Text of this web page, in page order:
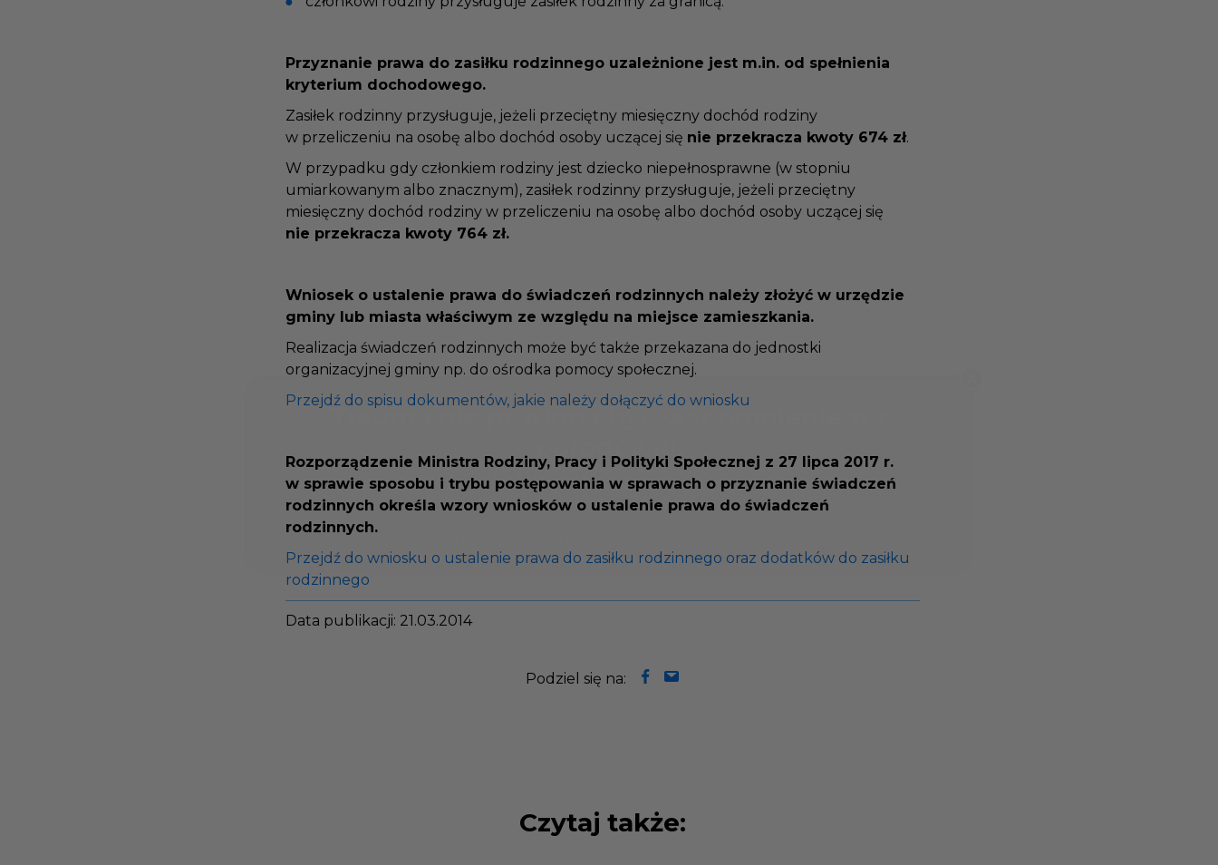
Przyznanie prawa do zasiłku rodzinnego uzależnione jest m.in. od spełnienia
kryterium dochodowego.
Zasiłek rodzinny przysługuje, jeżeli przeciętny miesięczny dochód rodziny
w przeliczeniu na osobę albo dochód osoby uczącej sięnie przekracza kwoty 674 zł
W przypadku gdy członkiem rodziny jest dziecko niepełnosprawne (w stopniu
umiarkowanym albo znacznym), zasiłek rodzinny przysługuje, jeżeli przeciętny
miesięczny dochód rodziny w przeliczeniu na osobę albo dochód osoby uczącej się
nie przekracza kwoty 764 zł.
Wniosek o ustalenie prawa do świadczeń rodzinnych należy złożyć w urzędzie
gminy lub miasta właściwym ze względu na miejsce zamieszkania.
Realizacja świadczeń rodzinnych może być także przekazana do jednostki
organizacyjnej gminy np. do ośrodka pomocy społecznej.
Przejdź do spisu dokumentów, jakie należy dołączyć do wniosku
Rozporządzenie Ministra Rodziny, Pracy i Polityki Społecznej z 27 lipca 2017 r.
w sprawie sposobu i trybu postępowania w sprawach o przyznanie świadczeń
rodzinnych określa wzory wniosków o ustalenie prawa do świadczeń
rodzinnych.
Przejdź do wniosku o ustalenie prawa do zasiłku rodzinnego oraz dodatków do zasiłku
rodzinnego
Data publikacji: 21.03.2014
Podziel się na:
Czytaj także: